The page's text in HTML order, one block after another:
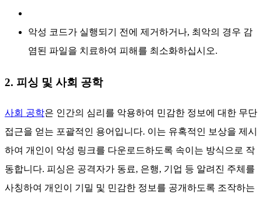
악성 코드가 실행되기 전에 제거하거나, 최악의 경우 감
염된 파일을 치료하여 피해를 최소화하십시오.
2. 피싱 및 사회 공학
사회 공학은 인간의 심리를 악용하여 민감한 정보에 대한 무단
접근을 얻는 포괄적인 용어입니다. 이는 유혹적인 보상을 제시
하여 개인이 악성 링크를 다운로드하도록 속이는 방식으로 작
동합니다. 피싱은 공격자가 동료, 은행, 기업 등 알려진 주체를
사칭하여 개인이 기밀 및 민감한 정보를 공개하도록 조작하는